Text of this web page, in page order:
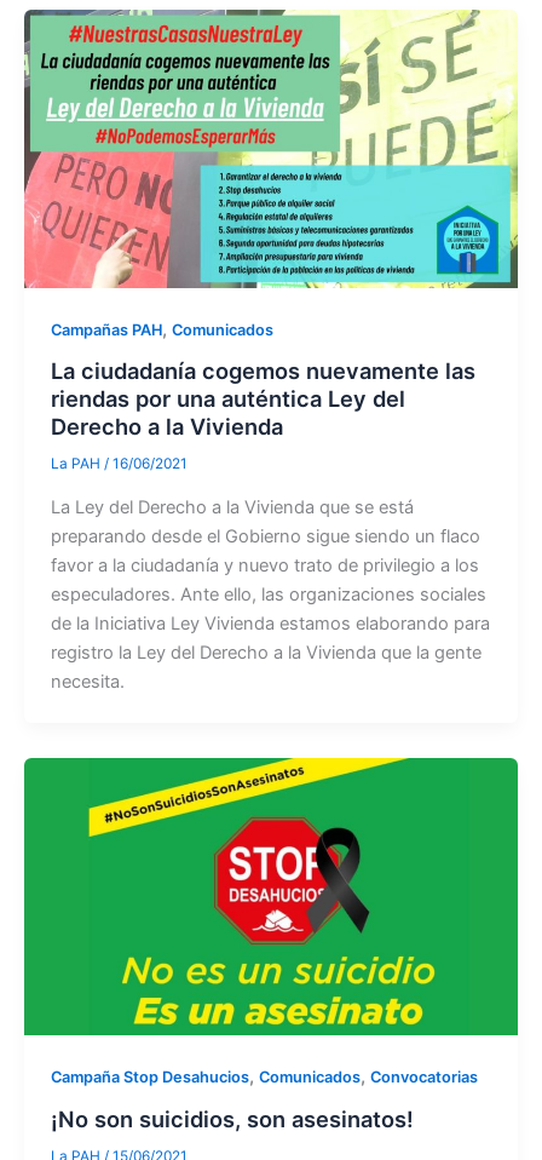
Campañas PAH, Comunicados
La ciudadanía cogemos nuevamente las
riendas por una auténtica Ley del
Derecho a la Vivienda
La PAH / 16/06/2021
La Ley del Derecho a la Vivienda que se está
preparando desde el Gobierno sigue siendo un flaco
favor a la ciudadanía y nuevo trato de privilegio a los
especuladores. Ante ello, las organizaciones sociales
de la Iniciativa Ley Vivienda estamos elaborando para
registro la Ley del Derecho a la Vivienda que la gente
necesita.
Campaña Stop Desahucios, Comunicados, Convocatorias
¡No son suicidios, son asesinatos!
La PAH / 15/06/2021